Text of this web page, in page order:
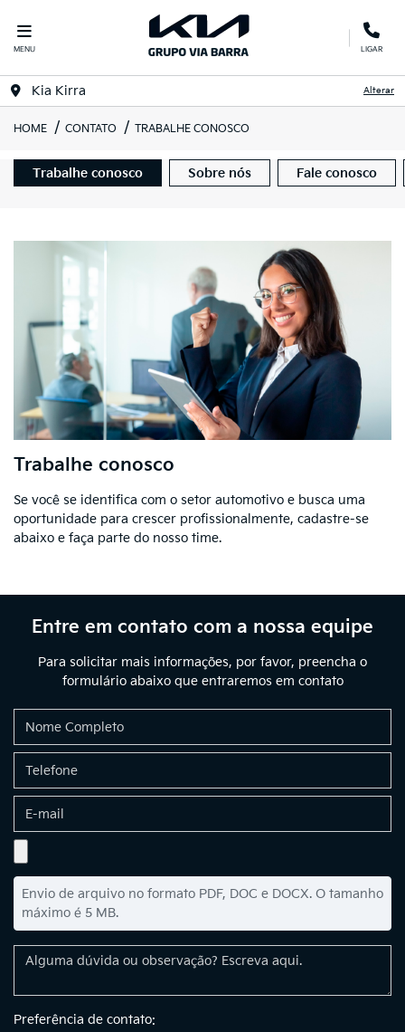
MENU LIGAR
Kia Kirra Alterar
HOME CONTATO TRABALHE CONOSCO
Sobre nós Fale conosco
Trabalhe conosco
Trabalhe conosco
Se você se identifica com o setor automotivo e busca uma
oportunidade para crescer profissionalmente, cadastre-se
abaixo e faça parte do nosso time.
Entre em contato com a nossa equipe
Para solicitar mais informações, por favor, preencha o
formulário abaixo que entraremos em contato
Envio de arquivo no formato PDF, DOC e DOCX. O tamanho
máximo é 5 MB.
Preferência de contato: